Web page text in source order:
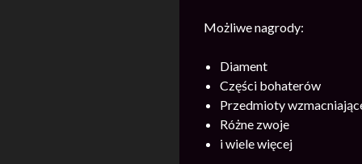
Możliwe nagrody:
Diament
Części bohaterów
Przedmioty
Różne zwoje
i wiele więcej